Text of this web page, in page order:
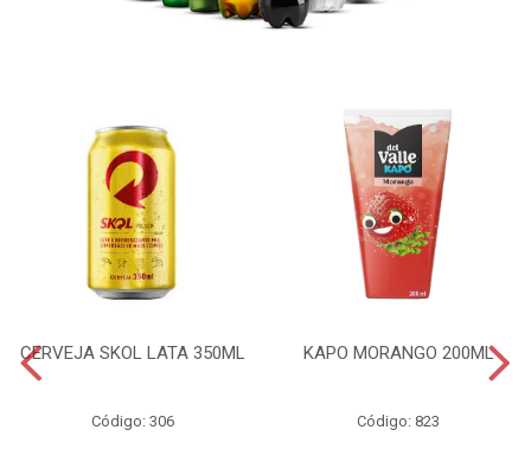
CERVEJA SKOL LATA 350ML
Código: 306
KAPO MORANGO 200ML
Código: 823